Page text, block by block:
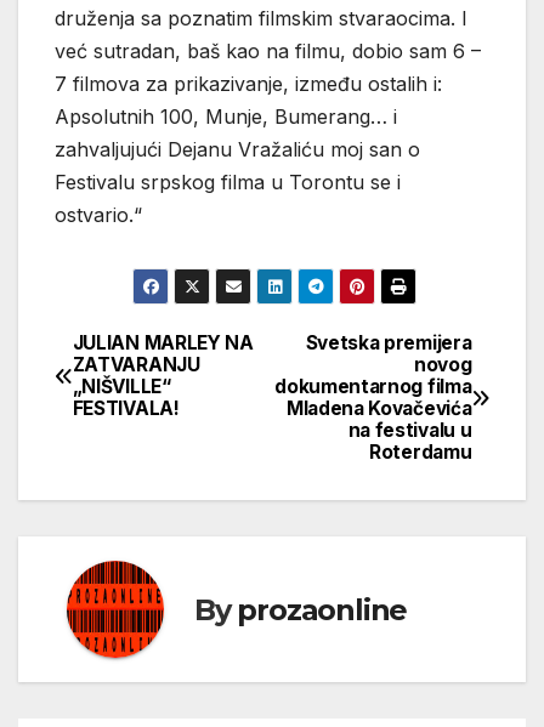
druženja sa poznatim filmskim stvaraocima. I
već sutradan, baš kao na filmu, dobio sam 6 –
7 filmova za prikazivanje, između ostalih i:
Apsolutnih 100, Munje, Bumerang… i
zahvaljujući Dejanu Vražaliću moj san o
Festivalu srpskog filma u Torontu se i
ostvario.“
Кретање
чланка
Svetska premijera
novog
dokumentarnog filma
Mladena Kovačevića
na festivalu u
Roterdamu
JULIAN MARLEY NA
ZATVARANJU
„NIŠVILLE“
FESTIVALA!
Byprozaonline